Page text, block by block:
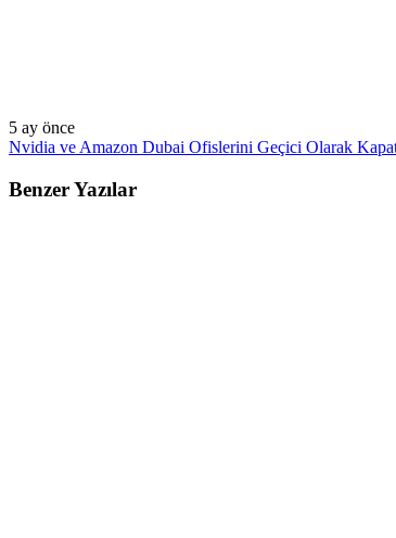
5 ay önce
Nvidia ve Amazon Dubai Ofislerini Geçici Olarak
Benzer Yazılar